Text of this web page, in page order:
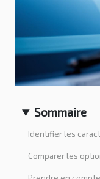
Sommaire
Identifier les
Comparer les